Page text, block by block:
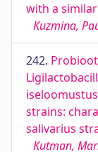
with a
Kuzmina,
242.
strains:
salivarius
Kutman,